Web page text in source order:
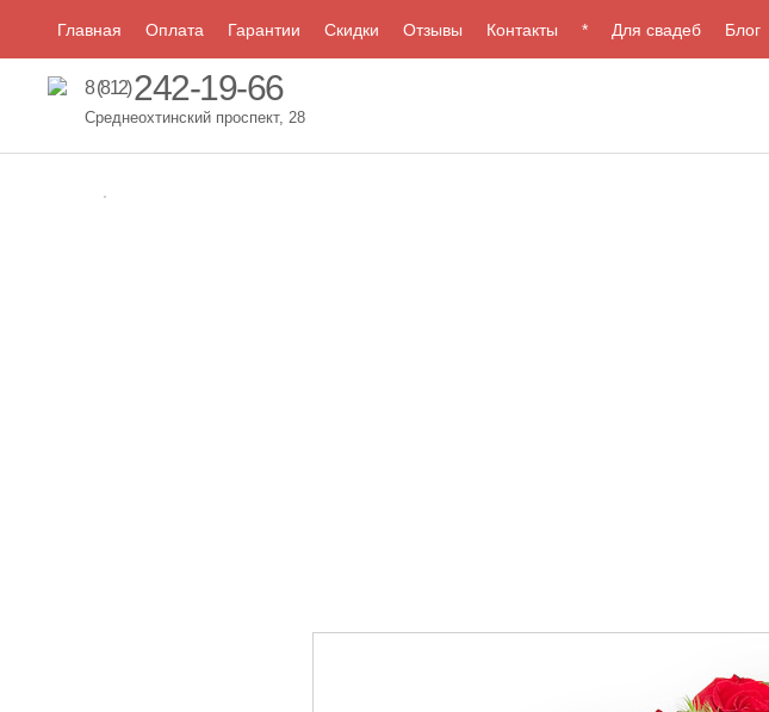
Главная Оплата Гарантии Скидки Отзывы Контакты * Для свадеб Блог
8 (812)242-19-66
Среднеохтинский проспект, 28